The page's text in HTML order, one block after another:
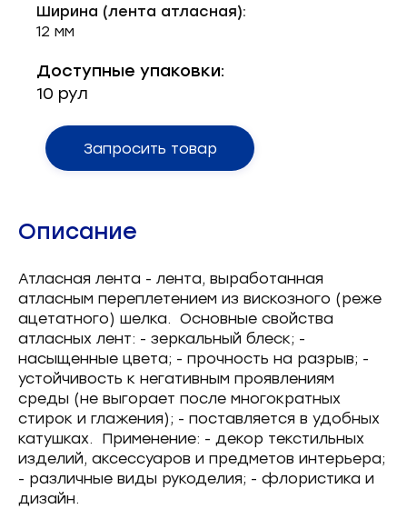
Запчасти для швейного оборудования
Нетканые материалы
Установочное оборудование
Ширина (лента атласная):
12 мм
Доступные упаковки:
10 рул
Запросить товар
Описание
Атласная лента - лента, выработанная
атласным переплетением из вискозного (реже
ацетатного) шелка. Основные свойства
атласных лент: - зеркальный блеск; -
насыщенные цвета; - прочность на разрыв; -
устойчивость к негативным проявлениям
среды (не выгорает после многократных
стирок и глажения); - поставляется в удобных
катушках. Применение: - декор текстильных
изделий, аксессуаров и предметов интерьера;
- различные виды рукоделия; - флористика и
дизайн.